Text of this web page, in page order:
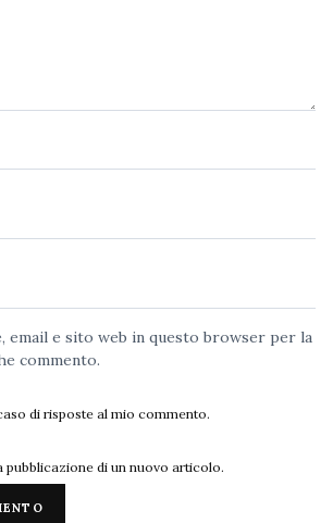
email e sito web in questo browser per la
commento.
di risposte al mio commento.
pubblicazione di un nuovo articolo.